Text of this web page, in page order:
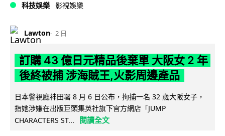
科技娛樂 影視娛樂
Lawton 2 日
訂購 43 億日元精品後棄單 大阪女 2 年
後終被捕 涉海賊王,火影周邊產品
日本警視廳神田署 8 月 6 日公布，拘捕一名 32 歲大阪女子，
指她涉嫌在出版巨頭集英社旗下官方網店「JUMP
CHARACTERS ST...
閱讀全文